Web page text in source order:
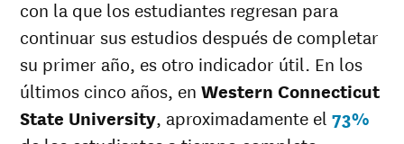
Múltiples
razas
45%
37%
Raza
desconocida
53%
con la que los estudiantes regresan para
continuar sus estudios después de completar
su primer año, es otro indicador útil. En los
últimos cinco años, enWestern Connecticut
State University, aproximadamente el73%